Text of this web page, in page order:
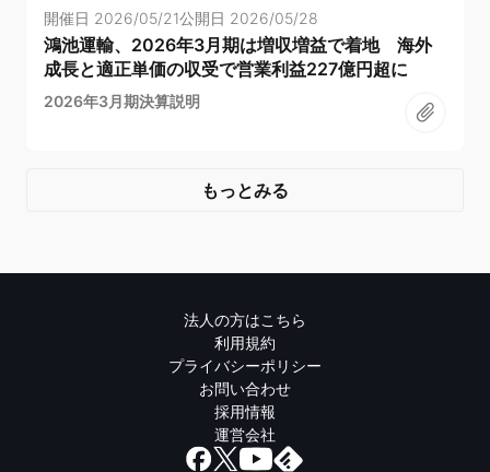
開催日 2026/05/21公開日 2026/05/28
鴻池運輸、2026年3月期は増収増益で着地 海外
成長と適正単価の収受で営業利益227億円超に
2026年3月期決算説明
もっとみる
法人の方はこちら
利用規約
プライバシーポリシー
お問い合わせ
採用情報
運営会社